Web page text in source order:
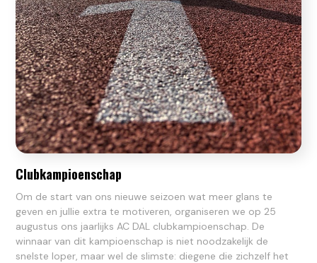
Clubkampioenschap
Om de start van ons nieuwe seizoen wat meer glans te
geven en jullie extra te motiveren, organiseren we op 25
augustus ons jaarlijks AC DAL clubkampioenschap. De
winnaar van dit kampioenschap is niet noodzakelijk de
snelste loper, maar wel de slimste: diegene die zichzelf het